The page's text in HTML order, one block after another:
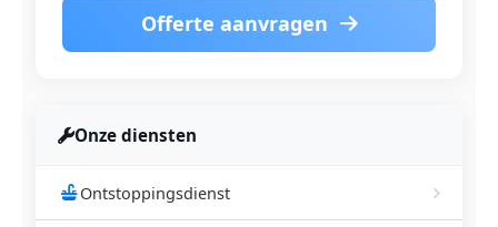
Offerte aanvragen
Onze diensten
Ontstoppingsdienst